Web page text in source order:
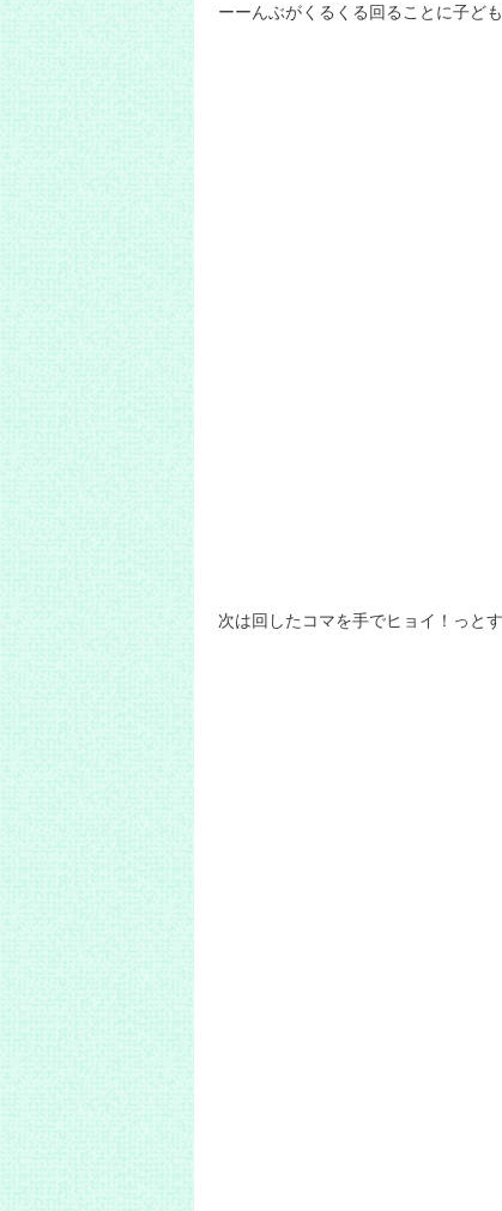
ーーんぶがくるくる回ることに子ど
次は回したコマを手でヒョイ！っと